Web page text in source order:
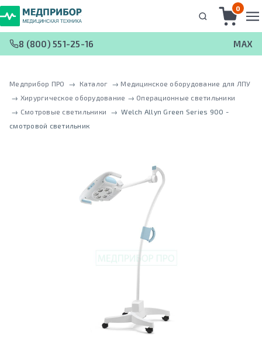
0
8 (800) 551-25-16 MAX
Медприбор ПРО → Каталог → Медицинское оборудование для ЛПУ
→ Хирургическое оборудование → Операционные светильники
→ Смотровые светильники → Welch Allyn Green Series 900 -
cмотровой светильник